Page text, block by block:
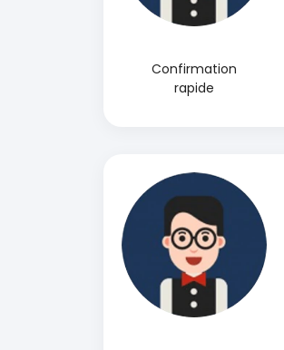
Confirmation
rapide